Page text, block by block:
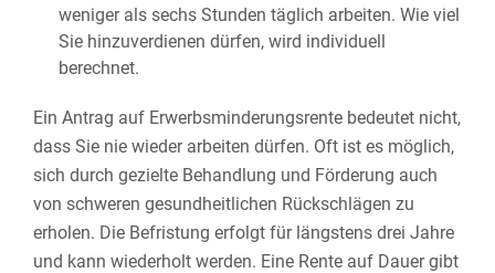
weniger als sechs Stunden täglich arbeiten. Wie viel
Sie hinzuverdienen dürfen, wird individuell
berechnet.
Ein Antrag auf Erwerbsminderungsrente bedeutet nicht,
dass Sie nie wieder arbeiten dürfen. Oft ist es möglich,
sich durch gezielte Behandlung und Förderung auch
von schweren gesundheitlichen Rückschlägen zu
erholen. Die Befristung erfolgt für längstens drei Jahre
und kann wiederholt werden. Eine Rente auf Dauer gibt